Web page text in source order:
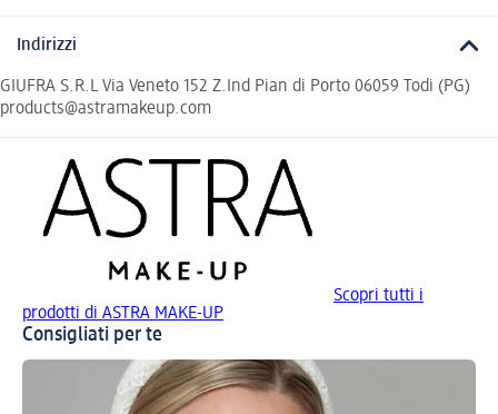
Indirizzi
GIUFRA S.R.L Via Veneto 152 Z.Ind Pian di Porto 06059 Todi (PG)
products@astramakeup.com
Scopri tutti i
prodotti di ASTRA MAKE-UP
Consigliati per te